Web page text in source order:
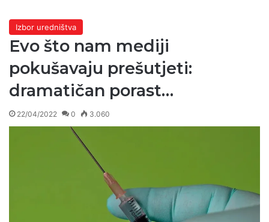
Izbor uredništva
Evo što nam mediji
pokušavaju prešutjeti:
dramatičan porast…
22/04/2022 0 3.060